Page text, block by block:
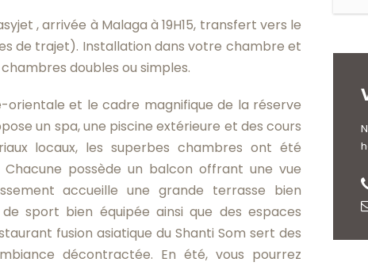
, arrivée à Malaga à 19H15, transfert vers le
de trajet). Installation dans votre chambre et
doubles ou simples.
orientale et le cadre magnifique de la réserve
un spa, une piscine extérieure et des cours
locaux, les superbes chambres ont été
possède un balcon offrant une vue
accueille une grande terrasse bien
sport bien équipée ainsi que des espaces
fusion asiatique du Shanti Som sert des
décontractée. En été, vous pourrez